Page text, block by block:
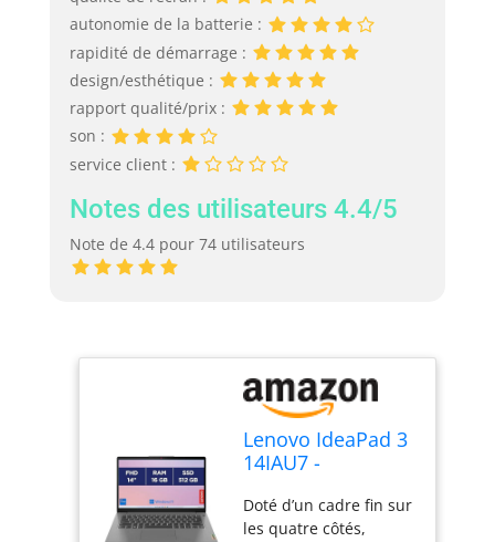
autonomie de la batterie :
rapidité de démarrage :
design/esthétique :
rapport qualité/prix :
son :
service client :
Notes des utilisateurs 4.4/5
Note de 4.4 pour 74 utilisateurs
Lenovo IdeaPad 3
14IAU7 -
Portable 14'' FHD
(Intel Core i7-
Doté d’un cadre fin sur
les quatre côtés,